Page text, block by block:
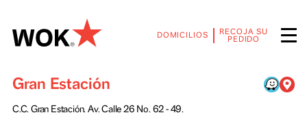
DOMICILIOS RECOJA SU
PEDIDO
Gran Estación